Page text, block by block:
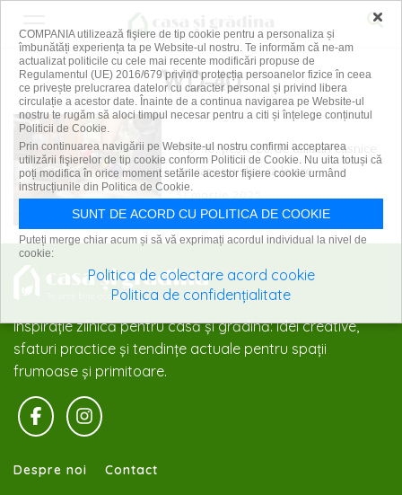
WD-40
WD-40: peste 20 de utilizări casnice
pe care nu știai că le are
31 martie 2025
Inspirație zilnică pentru casă și grădină: idei creative,
sfaturi practice și tendințe actuale pentru spații
frumoase și primitoare.
Despre noi Contact
×
COMPANIA utilizează fişiere de tip cookie pentru a personaliza și
îmbunătăți experiența ta pe Website-ul nostru. Te informăm că ne-am
actualizat politicile cu cele mai recente modificări propuse de
Regulamentul (UE) 2016/679 privind protecția persoanelor fizice în ceea
ce privește prelucrarea datelor cu caracter personal și privind libera
circulație a acestor date. Înainte de a continua navigarea pe Website-ul
nostru te rugăm să aloci timpul necesar pentru a citi și înțelege conținutul
Politicii de Cookie.
Prin continuarea navigării pe Website-ul nostru confirmi acceptarea
utilizării fişierelor de tip cookie conform Politicii de Cookie. Nu uita totuși că
poți modifica în orice moment setările acestor fişiere cookie urmând
instrucțiunile din Politica de Cookie.
SUNT DE ACORD CU POLITICA DE COOKIE
Puteți merge chiar acum și să vă exprimați acordul individual la nivel de
cookie:
Politica de colectare acord cookie
Politica de confidențialitate